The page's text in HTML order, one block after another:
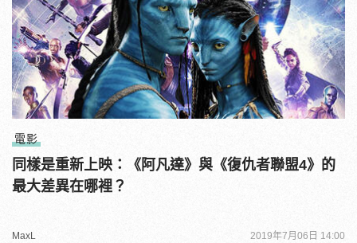
電影
同樣是重新上映：《阿凡達》與《復仇者聯盟4》的
最大差異在哪裡？
MaxL 2019年7月06日 14:00